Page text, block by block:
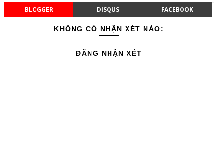
BLOGGER DISQUS FACEBOOK
KHÔNG CÓ NHẬN XÉT NÀO:
ĐĂNG NHẬN XÉT